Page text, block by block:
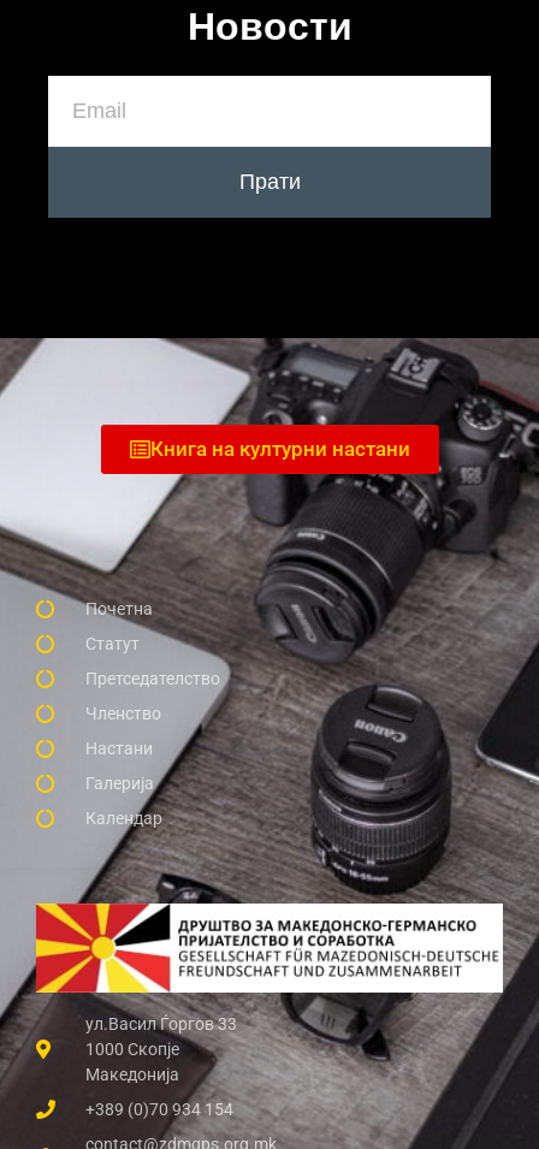
Новости
Прати
ул.Васил Ѓоргов 33
1000 Скопје
Македонија
+389 (0)70 934 154
contact@zdmgps.org.mk
Почетна
Статут
Претседателство
Членство
Настани
Галерија
Календар
Книга на културни настани